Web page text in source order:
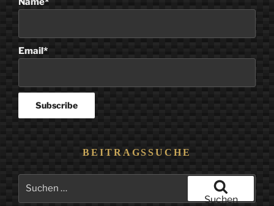
Email*
BEITRAGSSUCHE
Suchen